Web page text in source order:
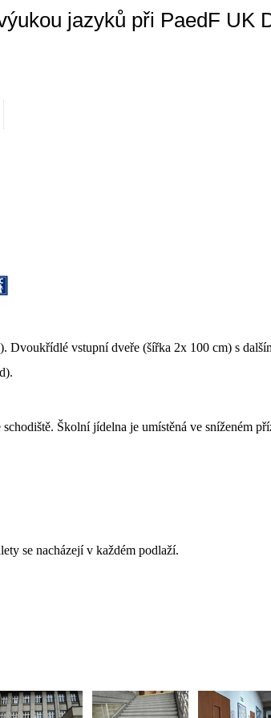
jazyků při PaedF UK
vstupní dveře (šířka 2x 100 cm) s
Školní jídelna je umístěná ve sníženém
se nacházejí v každém podlaží.